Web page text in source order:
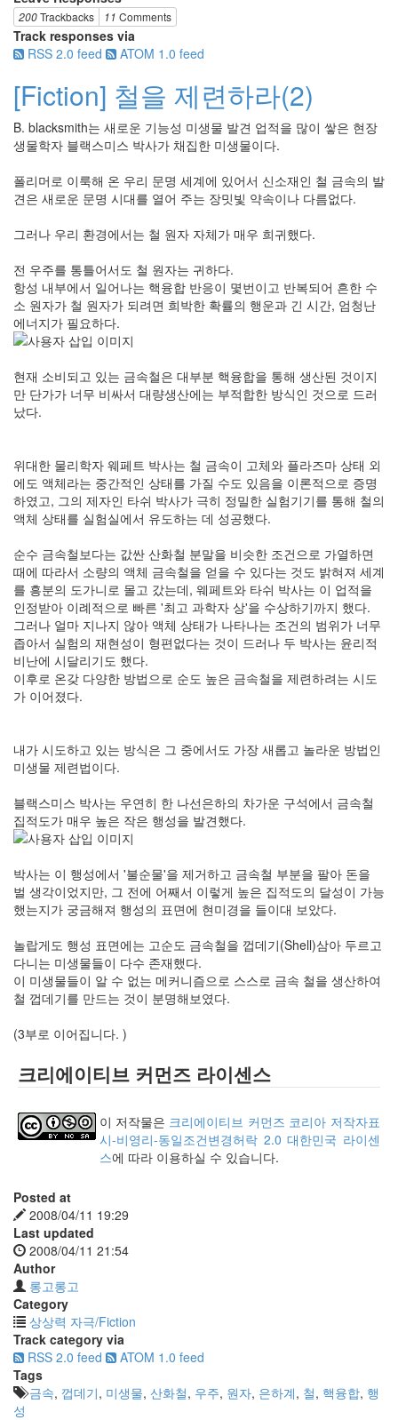
200Trackbacks 11 Comments
Track responses via
RSS 2.0 feed
ATOM 1.0 feed
[Fiction] 철을 제련하라(2)
B. blacksmith는 새로운 기능성 미생물 발견 업적을 많이 쌓은 현장
생물학자 블랙스미스 박사가 채집한 미생물이다.
폴리머로 이룩해 온 우리 문명 세계에 있어서 신소재인 철 금속의 발
견은 새로운 문명 시대를 열어 주는 장밋빛 약속이나 다름없다.
그러나 우리 환경에서는 철 원자 자체가 매우 희귀했다.
전 우주를 통틀어서도 철 원자는 귀하다.
항성 내부에서 일어나는 핵융합 반응이 몇번이고 반복되어 흔한 수
소 원자가 철 원자가 되려면 희박한 확률의 행운과 긴 시간, 엄청난
에너지가 필요하다.
현재 소비되고 있는 금속철은 대부분 핵융합을 통해 생산된 것이지
만 단가가 너무 비싸서 대량생산에는 부적합한 방식인 것으로 드러
났다.
위대한 물리학자 웨페트 박사는 철 금속이 고체와 플라즈마 상태 외
에도 액체라는 중간적인 상태를 가질 수도 있음을 이론적으로 증명
하였고, 그의 제자인 타쉬 박사가 극히 정밀한 실험기기를 통해 철의
액체 상태를 실험실에서 유도하는 데 성공했다.
순수 금속철보다는 값싼 산화철 분말을 비슷한 조건으로 가열하면
때에 따라서 소량의 액체 금속철을 얻을 수 있다는 것도 밝혀져 세계
를 흥분의 도가니로 몰고 갔는데, 웨페트와 타쉬 박사는 이 업적을
인정받아 이례적으로 빠른 '최고 과학자 상'을 수상하기까지 했다.
그러나 얼마 지나지 않아 액체 상태가 나타나는 조건의 범위가 너무
좁아서 실험의 재현성이 형편없다는 것이 드러나 두 박사는 윤리적
비난에 시달리기도 했다.
이후로 온갖 다양한 방법으로 순도 높은 금속철을 제련하려는 시도
가 이어졌다.
내가 시도하고 있는 방식은 그 중에서도 가장 새롭고 놀라운 방법인
미생물 제련법이다.
블랙스미스 박사는 우연히 한 나선은하의 차가운 구석에서 금속철
집적도가 매우 높은 작은 행성을 발견했다.
박사는 이 행성에서 '불순물'을 제거하고 금속철 부분을 팔아 돈을
벌 생각이었지만, 그 전에 어째서 이렇게 높은 집적도의 달성이 가능
했는지가 궁금해져 행성의 표면에 현미경을 들이대 보았다.
놀랍게도 행성 표면에는 고순도 금속철을 껍데기(Shell)삼아 두르고
다니는 미생물들이 다수 존재했다.
이 미생물들이 알 수 없는 메커니즘으로 스스로 금속 철을 생산하여
철 껍데기를 만드는 것이 분명해보였다.
(3부로 이어집니다. )
크리에이티브 커먼즈 라이센스
이 저작물은 크리에이티브 커먼즈 코리아 저작자표
시-비영리-동일조건변경허락 2.0 대한민국 라이센
스에 따라 이용하실 수 있습니다.
Posted at
2008/04/11 19:29
Last updated
2008/04/11 21:54
Author
롱고롱고
Category
상상력 자극/Fiction
Track category via
RSS 2.0 feed
ATOM 1.0 feed
Tags
금속, 껍데기, 미생물, 산화철, 우주, 원자, 은하계, 철, 핵융합, 행
성